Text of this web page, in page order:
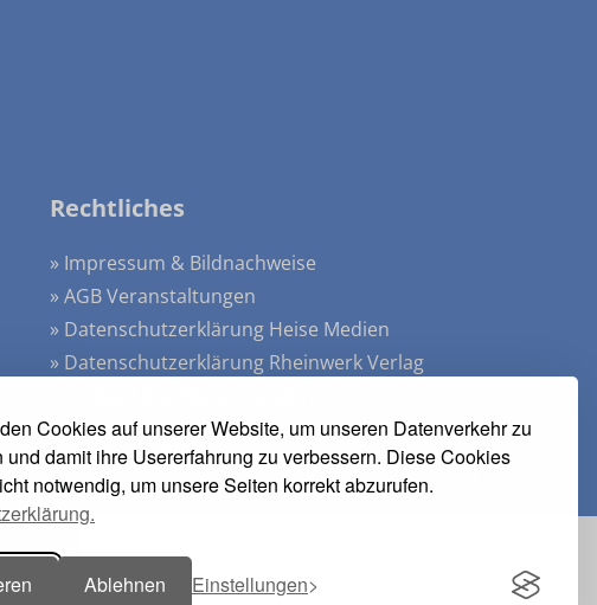
Cookies auf unserer Website, um unseren Datenverkehr zu
und damit ihre Usererfahrung zu verbessern. Diese Cookies
notwendig, um unsere Seiten korrekt abzurufen.
Ablehnen Einstellungen
Rechtliches
» Impressum & Bildnachweise
» AGB Veranstaltungen
» Datenschutzerklärung Heise Medien
» Datenschutzerklärung Rheinwerk Verlag
» Vertrag widerrufen